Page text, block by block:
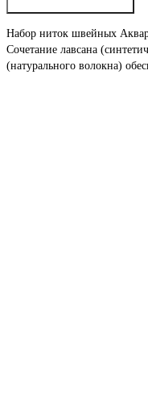
Набор ниток швейных
Сочетание лавсана
(натурального волокна)